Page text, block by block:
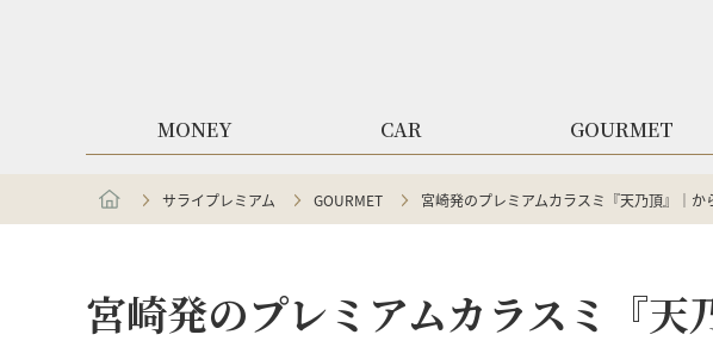
MONEY CAR GOURMET
サライプレミアム GOURMET 宮崎発のプレミアムカラスミ『天乃頂』｜
宮崎発のプレミアムカラスミ『天